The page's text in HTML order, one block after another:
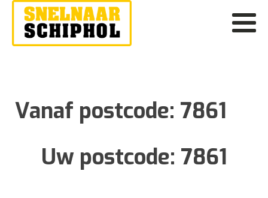
Vanaf postcode: 7861
Uw postcode: 7861